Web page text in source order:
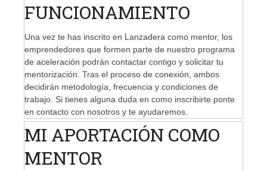
FUNCIONAMIENTO
Una vez te has inscrito en Lanzadera como mentor, los
emprendedores que formen parte de nuestro programa
de aceleración podrán contactar contigo y solicitar tu
mentorización. Tras el proceso de conexión, ambos
decidirán metodología, frecuencia y condiciones de
trabajo. Si tienes alguna duda en como inscribirte ponte
en contacto con nosotros y te ayudaremos.
MI APORTACIÓN COMO
MENTOR